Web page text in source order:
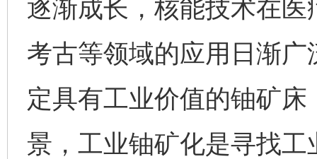
逐渐成长，核能技术在
考古等领域的应用日渐
定具有工业价值的铀矿
景，工业铀矿化是寻找